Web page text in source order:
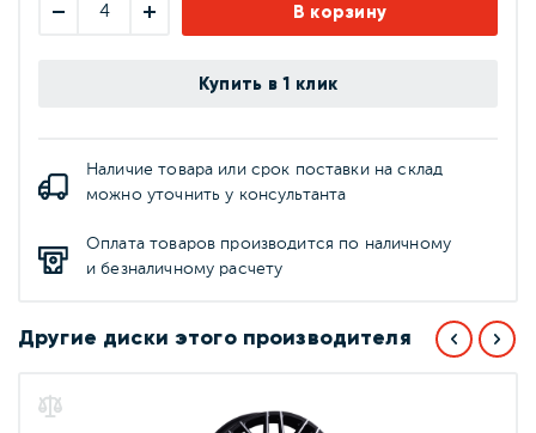
В корзину
Купить в 1 клик
Наличие товара или срок поставки на склад
можно уточнить у консультанта
Оплата товаров производится по наличному
и безналичному расчету
Другие диски этого производителя